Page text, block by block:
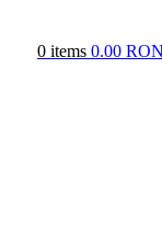
0 items 0.00